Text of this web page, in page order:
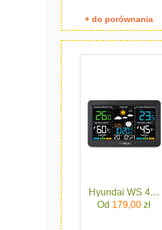
+ do porównania
Hyundai WS 4480
Od 179,00 zł